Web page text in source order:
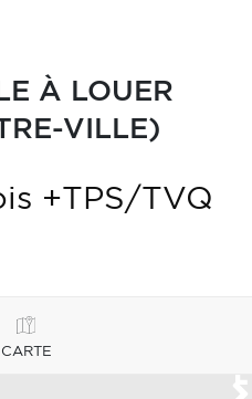
À LOUER
VILLE)
+TPS/TVQ
CARTE